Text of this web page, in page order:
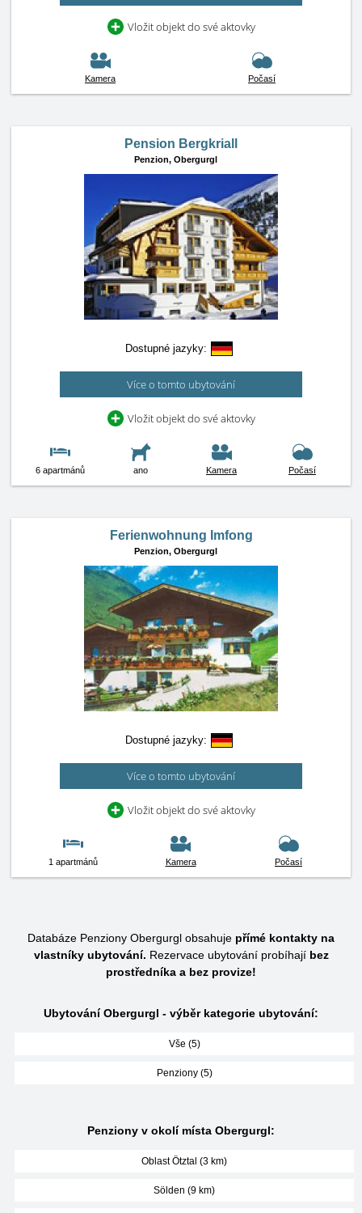
Vložit objekt do své aktovky
Kamera Počasí
Pension Bergkriall
Penzion, Obergurgl
Dostupné jazyky:
Více o tomto ubytování
Vložit objekt do své aktovky
6 apartmánů ano Kamera Počasí
Ferienwohnung Imfong
Penzion, Obergurgl
Dostupné jazyky:
Více o tomto ubytování
Vložit objekt do své aktovky
1 apartmánů Kamera Počasí
Databáze Penziony Obergurgl obsahuje přímé kontakty na
vlastníky ubytování. Rezervace ubytování probíhají bez
prostředníka a bez provize!
Ubytování Obergurgl - výběr kategorie ubytování:
Vše (5)
Penziony (5)
Penziony v okolí místa Obergurgl:
Oblast Ötztal (3 km)
Sölden (9 km)